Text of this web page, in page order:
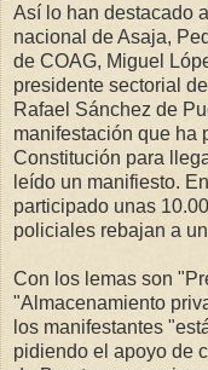
Así lo han destacado
nacional de Asaja,
de COAG, Miguel
presidente sectorial
Rafael Sánchez de
manifestación que ha
Constitución para
leído un manifiesto.
participado unas
policiales rebajan a
Con los lemas son
"Almacenamiento
los manifestantes
pidiendo el apoyo de